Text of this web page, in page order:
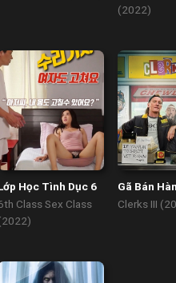
(2022)
Học Tình Dục 6
Class Sex Class
Gã Bán
Clerks III